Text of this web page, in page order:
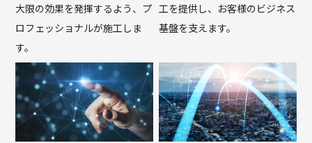
大限の効果を発揮するよう、プ
ロフェッショナルが施工しま
す。
工を提供し、お客様のビジネス
基盤を支えます。